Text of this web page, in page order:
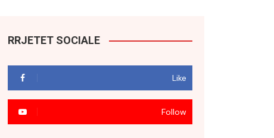
RRJETET SOCIALE
Like
Follow